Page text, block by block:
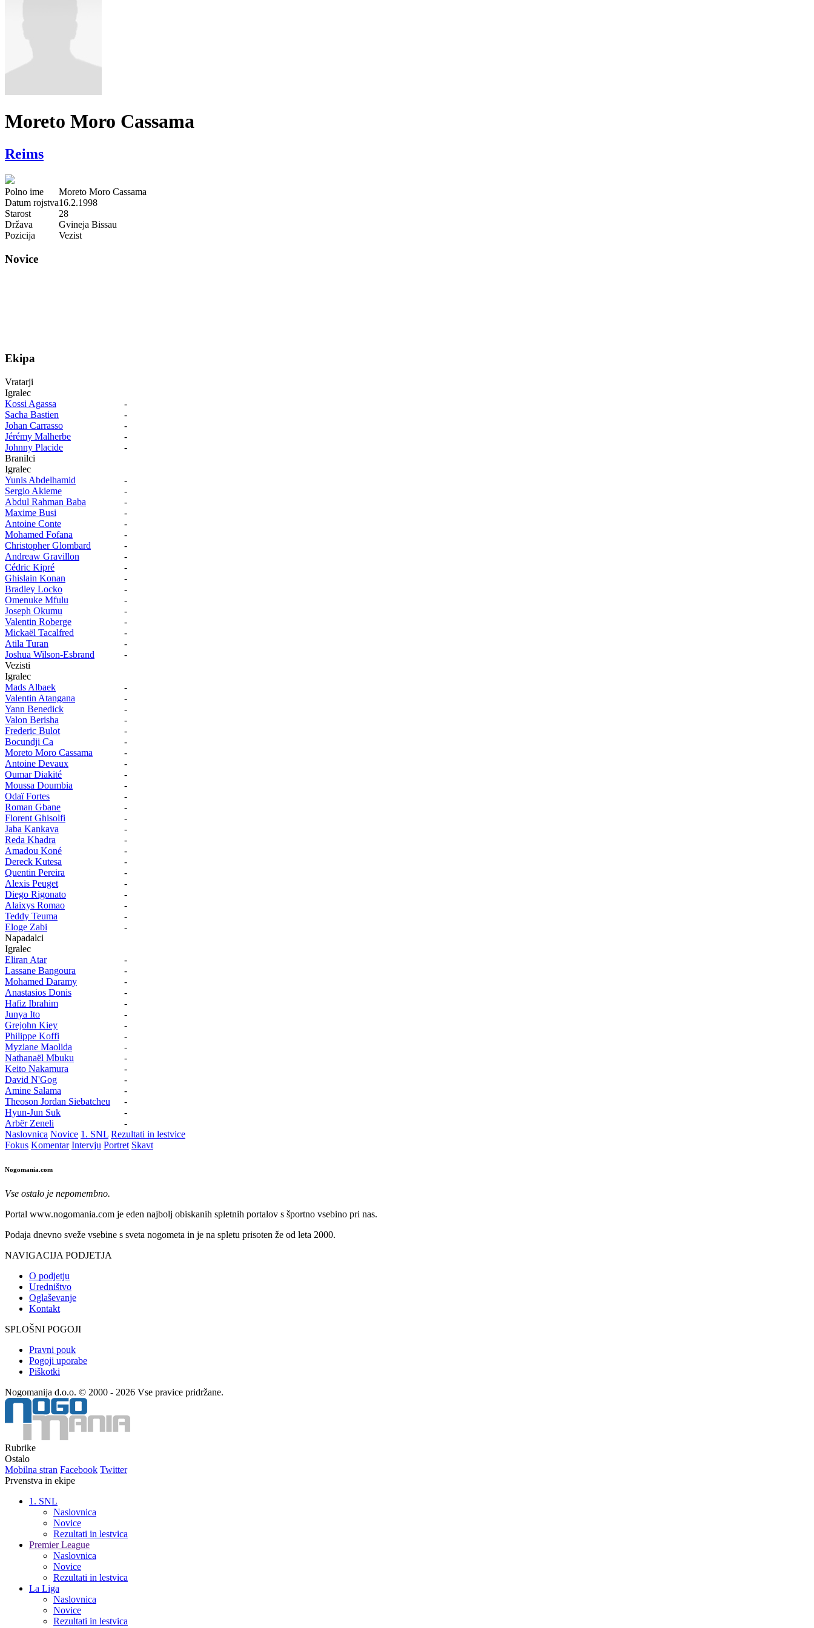
Moreto Moro Cassama
Reims
Polno ime
Moreto Moro Cassama
Datum rojstva16.2.1998
Starost
28
Država
Gvineja Bissau
Pozicija
Vezist
Novice
Ekipa
Vratarji
Igralec
Kossi Agassa
-
Sacha Bastien
-
Johan Carrasso
-
Jérémy Malherbe
-
Johnny Placide
-
Branilci
Igralec
Yunis Abdelhamid
-
Sergio Akieme
-
Abdul Rahman Baba
-
Maxime Busi
-
Antoine Conte
-
Mohamed Fofana
-
Christopher Glombard
-
Andreaw Gravillon
-
Cédric Kipré
-
Ghislain Konan
-
Bradley Locko
-
Omenuke Mfulu
-
Joseph Okumu
-
Valentin Roberge
-
Mickaël Tacalfred
-
Atila Turan
-
Joshua Wilson-Esbrand
-
Vezisti
Igralec
Mads Albaek
-
Valentin Atangana
-
Yann Benedick
-
Valon Berisha
-
Frederic Bulot
-
Bocundji Ca
-
Moreto Moro Cassama
-
Antoine Devaux
-
Oumar Diakité
-
Moussa Doumbia
-
Odaï Fortes
-
Roman Gbane
-
Florent Ghisolfi
-
Jaba Kankava
-
Reda Khadra
-
Amadou Koné
-
Dereck Kutesa
-
Quentin Pereira
-
Alexis Peuget
-
Diego Rigonato
-
Alaixys Romao
-
Teddy Teuma
-
Eloge Zabi
-
Napadalci
Igralec
Eliran Atar
-
Lassane Bangoura
-
Mohamed Daramy
-
Anastasios Donis
-
Hafiz Ibrahim
-
Junya Ito
-
Grejohn Kiey
-
Philippe Koffi
-
Myziane Maolida
-
Nathanaël Mbuku
-
Keito Nakamura
-
David N'Gog
-
Amine Salama
-
Theoson Jordan Siebatcheu
-
Hyun-Jun Suk
-
Arbër Zeneli
-
Naslovnica Novice 1. SNL Rezultati in lestvice
Fokus Komentar Intervju Portret Skavt
Nogomania.com
Vse ostalo je nepomembno.
Portal www.nogomania.com je eden najbolj obiskanih spletnih portalov s športno vsebino pri nas.
Podaja dnevno sveže vsebine s sveta nogometa in je na spletu prisoten že od leta 2000.
NAVIGACIJA PODJETJA
O podjetju
Uredništvo
Oglaševanje
Kontakt
SPLOŠNI POGOJI
Pravni pouk
Pogoji uporabe
Piškotki
Nogomanija d.o.o. © 2000 - 2026 Vse pravice pridržane.
Rubrike
Ostalo
Mobilna stran Facebook Twitter
Prvenstva in ekipe
1. SNL
Naslovnica
Novice
Rezultati in lestvica
Premier League
Naslovnica
Novice
Rezultati in lestvica
La Liga
Naslovnica
Novice
Rezultati in lestvica